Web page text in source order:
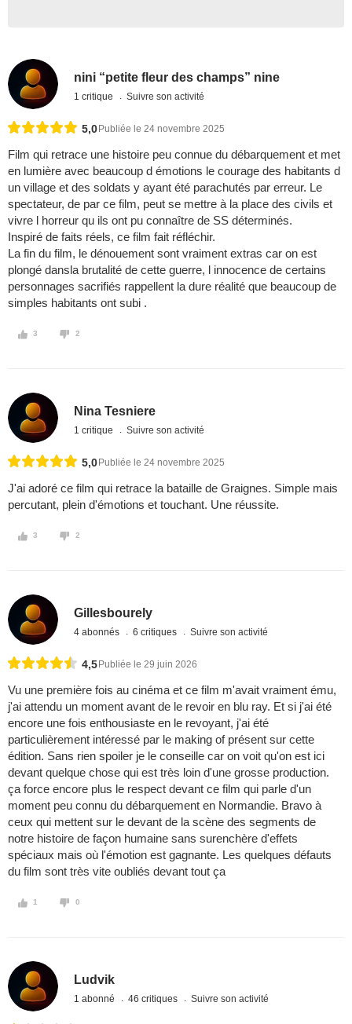
nini “petite fleur des champs” nine
1 critique Suivre son activité
5,0 Publiée le 24 novembre 2025
Film qui retrace une histoire peu connue du débarquement et met
en lumière avec beaucoup d émotions le courage des habitants d
un village et des soldats y ayant été parachutés par erreur. Le
spectateur, de par ce film, peut se mettre à la place des civils et
vivre l horreur qu ils ont pu connaître de SS déterminés.
Inspiré de faits réels, ce film fait réfléchir.
La fin du film, le dénouement sont vraiment extras car on est
plongé dansla brutalité de cette guerre, l innocence de certains
personnages sacrifiés rappellent la dure réalité que beaucoup de
simples habitants ont subi .
3 2
Nina Tesniere
1 critique Suivre son activité
5,0 Publiée le 24 novembre 2025
J'ai adoré ce film qui retrace la bataille de Graignes. Simple mais
percutant, plein d'émotions et touchant. Une réussite.
3 2
Gillesbourely
4 abonnés 6 critiques Suivre son activité
4,5 Publiée le 29 juin 2026
Vu une première fois au cinéma et ce film m'avait vraiment ému,
j'ai attendu un moment avant de le revoir en blu ray. Et si j'ai été
encore une fois enthousiaste en le revoyant, j'ai été
particulièrement intéressé par le making of présent sur cette
édition. Sans rien spoiler je le conseille car on voit qu'on est ici
devant quelque chose qui est très loin d'une grosse production.
ça force encore plus le respect devant ce film qui parle d'un
moment peu connu du débarquement en Normandie. Bravo à
ceux qui mettent sur le devant de la scène des segments de
notre histoire de façon humaine sans surenchère d'effets
spéciaux mais où l'émotion est gagnante. Les quelques défauts
du film sont très vite oubliés devant tout ça
1 0
Ludvik
1 abonné 46 critiques Suivre son activité